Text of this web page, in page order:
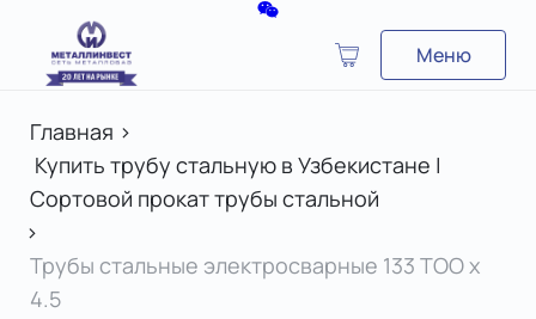
Меню
Главная >
Купить трубу стальную в Узбекистане |
Сортовой прокат трубы стальной
>
Трубы стальные электросварные 133 ТОО х
4.5